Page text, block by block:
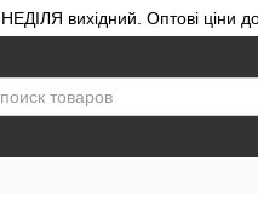
вихідний. Оптові ціни